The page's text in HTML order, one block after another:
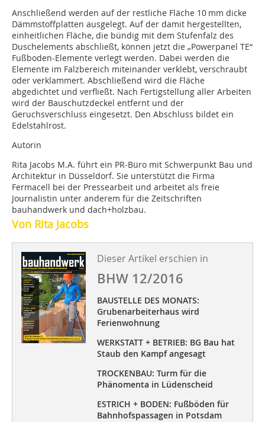
Anschließend werden auf der restliche Fläche 10 mm dicke
Dämmstoffplatten ausgelegt. Auf der damit hergestellten,
einheitlichen Fläche, die bündig mit dem Stufenfalz des
Duschelements abschließt, können jetzt die „Powerpanel TE“
Fußboden-Elemente verlegt werden. Dabei werden die
Elemente im Falzbereich miteinander verklebt, verschraubt
oder verklammert. Abschließend wird die Fläche
abgedichtet und verfließt. Nach Fertigstellung aller Arbeiten
wird der Bauschutzdeckel entfernt und der
Geruchsverschluss eingesetzt. Den Abschluss bildet ein
Edelstahlrost.
Autorin
Rita Jacobs M.A. führt ein PR-Büro mit Schwerpunkt Bau und
Architektur in Düsseldorf. Sie unterstützt die Firma
Fermacell bei der Pressearbeit und arbeitet als freie
Journalistin unter anderem für die Zeitschriften
bauhandwerk und dach+holzbau.
Von Rita Jacobs
Dieser Artikel erschien in
BHW 12/2016
BAUSTELLE DES MONATS:
Grubenarbeiterhaus wird
Ferienwohnung
WERKSTATT + BETRIEB: BG Bau hat
Staub den Kampf angesagt
TROCKENBAU: Turm für die
Phänomenta in Lüdenscheid
ESTRICH + BODEN: Fußböden für
Bahnhofspassagen in Potsdam